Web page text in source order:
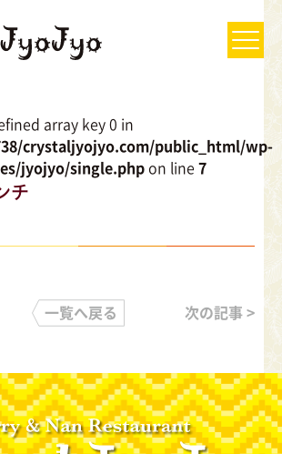
array key 0 in
crystaljyojyo.com/public_html/wp-
jyojyo/single.php on line 7
チ
一覧へ戻る 次の記事 >